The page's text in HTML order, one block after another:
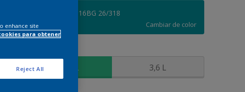
Azul Electrón - 16BG 26/318
Cambiar de color
900 ML 3,6 L
enhance site
para obtener
Reject All